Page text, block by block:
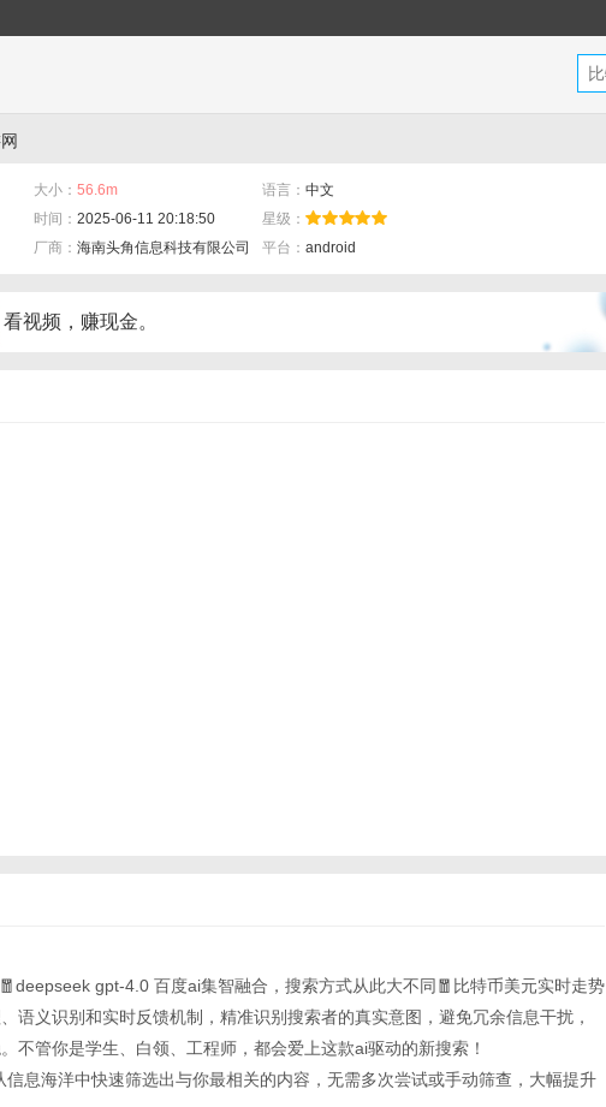
大小： 56.6m 语言： 中文
时间： 2025-06-11 20:18:50
星级：
厂商： 海南头角信息科技有限公司 平台： android
看视频，赚现金。
gpt-4.0 百度ai集智融合，搜索方式从此大不同🧧比特币美元实时走势
语义识别和实时反馈机制，精准识别搜索者的真实意图，避免冗余信息干扰，
不管你是学生、白领、工程师，都会爱上这款ai驱动的新搜索！
信息海洋中快速筛选出与你最相关的内容，无需多次尝试或手动筛查，大幅提升